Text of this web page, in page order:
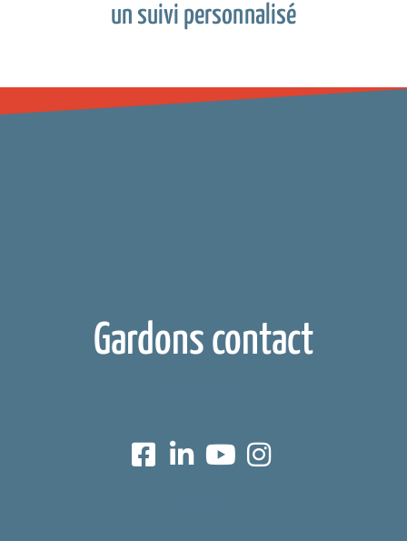
un suivi personnalisé
Gardons contact